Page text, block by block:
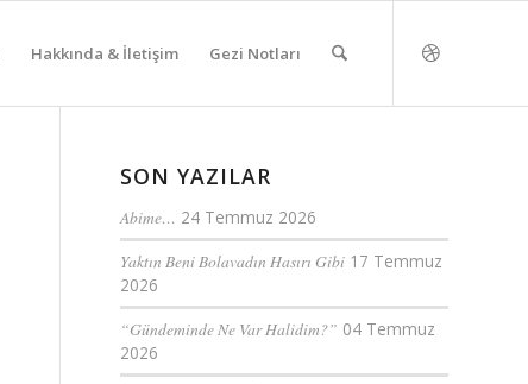
Hakkında & İletişim Gezi Notları
SON YAZILAR
Abime… 24 Temmuz 2026
Yaktın Beni Bolavadın Hasırı Gibi 17 Temmuz
2026
“Gündeminde Ne Var Halidim?” 04 Temmuz
2026